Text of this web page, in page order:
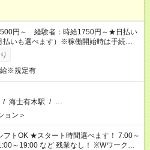
円～ 経験者：時給1750円～★日払い
払いも選べます）※稼働開始時は手続き完
ます。
※規定有
/ 海士有木駅 / …
ョン＞
べます！ 7:00～
など 残業なし！ ※Wワークの